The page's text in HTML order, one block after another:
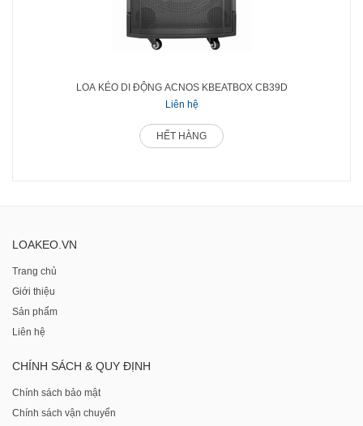
LOA KÉO DI ĐỘNG ACNOS KBEATBOX CB39D
Liên hệ
HẾT HÀNG
LOAKEO.VN
Trang chủ
Giới thiệu
Sản phẩm
Liên hệ
CHÍNH SÁCH & QUY ĐỊNH
Chính sách bảo mật
Chính sách vận chuyển